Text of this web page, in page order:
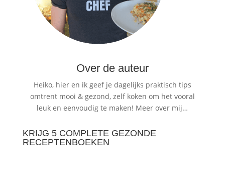
Over de auteur
Heiko, hier en ik geef je dagelijks praktisch tips
omtrent mooi & gezond, zelf koken om het vooral
leuk en eenvoudig te maken! Meer over mij…
KRIJG 5 COMPLETE GEZONDE
RECEPTENBOEKEN